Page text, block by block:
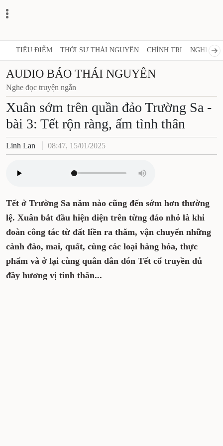
TIÊU ĐIỂM THỜI SỰ THÁI NGUYÊN CHÍNH TRỊ NGHỊ
AUDIO BÁO THÁI NGUYÊN
Nghe đọc truyện ngắn
Xuân sớm trên quần đảo Trường Sa -
bài 3: Tết rộn ràng, ấm tình thân
Linh Lan 08:47, 15/01/2025
Tết ở Trường Sa năm nào cũng đến sớm hơn thường
lệ. Xuân bắt đầu hiện diện trên từng đảo nhỏ là khi
đoàn công tác từ đất liền ra thăm, vận chuyển những
cành đào, mai, quất, cùng các loại hàng hóa, thực
phẩm và ở lại cùng quân dân đón Tết cổ truyền đủ
đầy hương vị tình thân...